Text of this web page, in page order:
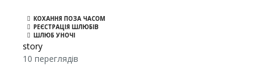
КОХАННЯ ПОЗА ЧАСОМ
РЕЄСТРАЦІЯ ШЛЮБІВ
ШЛЮБ УНОЧІ
story
10 переглядів